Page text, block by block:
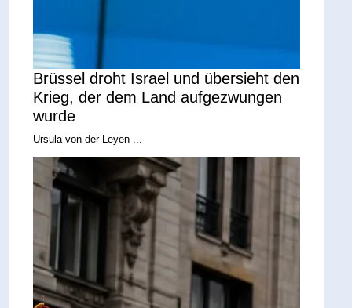
Brüssel droht Israel und übersieht den
Krieg, der dem Land aufgezwungen
wurde
Ursula von der Leyen ...